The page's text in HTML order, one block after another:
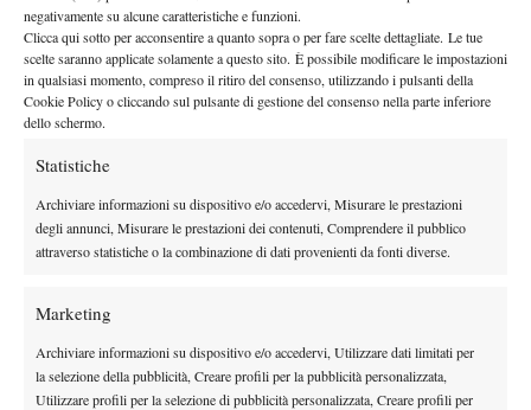
negativamente su alcune caratteristiche e funzioni.
Clicca qui sotto per acconsentire a quanto sopra o per fare scelte dettagliate. Le tue
scelte saranno applicate solamente a questo sito. È possibile modificare le impostazioni
in qualsiasi momento, compreso il ritiro del consenso, utilizzando i pulsanti della
Cookie Policy o cliccando sul pulsante di gestione del consenso nella parte inferiore
dello schermo.
Statistiche
Archiviare informazioni su dispositivo e/o accedervi, Misurare le prestazioni
degli annunci, Misurare le prestazioni dei contenuti, Comprendere il pubblico
attraverso statistiche o la combinazione di dati provenienti da fonti diverse.
Marketing
Archiviare informazioni su dispositivo e/o accedervi, Utilizzare dati limitati per
la selezione della pubblicità, Creare profili per la pubblicità personalizzata,
Utilizzare profili per la selezione di pubblicità personalizzata, Creare profili per
maschile e femminile faceva parte del business
dell’intrattenimento e nel 1989 costruì una club house di 930
metri quadrati da un milione di dollari. Nonostante i suoi progetti
di espansione – voleva costruire uno stadio ottagonale da 20
a costruire lo Stadium Court (inaugurato nel 1994) e fu un
successo.
Oltre a Butch,presidente del torneo per un quarto di secolo – si
è dimesso nel marzo 2010, alla soglia dei settant’anni
qualità di direttore fino al 2013. In segno di riconoscimento, oltre
a un campogli è stato intitolato anche il trofeo: il vincitore del
Miami Open solleva infatti il Butch Buchholz Trophy.